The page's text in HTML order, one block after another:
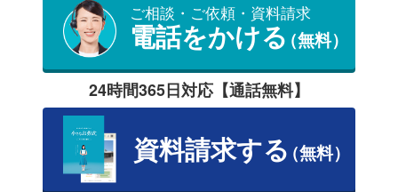
ご相談・ご依頼・資料請求
電話をかける（無料）
24時間365日対応【通話無料】
資料請求する（無料）